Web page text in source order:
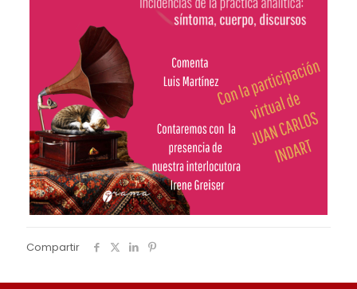
Compartir